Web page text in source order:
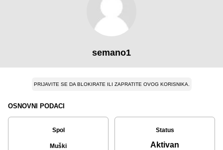
semano1
PRIJAVITE SE DA BLOKIRATE ILI ZAPRATITE OVOG KORISNIKA.
OSNOVNI PODACI
Spol
Muški
Status
Aktivan